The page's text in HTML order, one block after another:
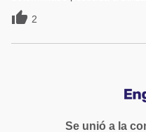
 2
Se unió a la